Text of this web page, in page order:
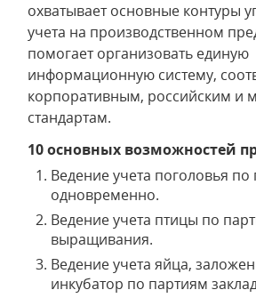
охватывает основные контуры
учета на производственном
помогает организовать единую
информационную систему,
корпоративным, российским и
стандартам.
10 основных возможностей
Ведение учета поголовья по
одновременно.
Ведение учета птицы по
выращивания.
Ведение учета яйца,
инкубатор по партиям